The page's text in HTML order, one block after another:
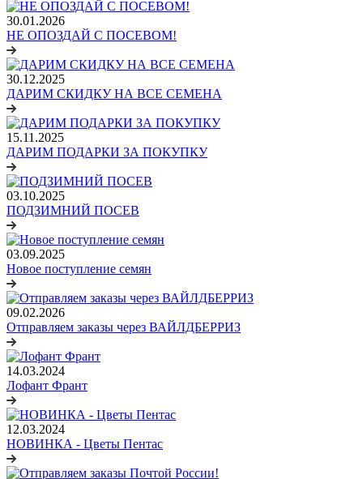
30.01.2026
НЕ ОПОЗДАЙ С ПОСЕВОМ!
30.12.2025
ДАРИМ СКИДКУ НА ВСЕ СЕМЕНА
15.11.2025
ДАРИМ ПОДАРКИ ЗА ПОКУПКУ
03.10.2025
ПОДЗИМНИЙ ПОСЕВ
03.09.2025
Новое поступление семян
09.02.2026
Отправляем заказы через ВАЙЛДБЕРРИЗ
14.03.2024
Лофант Франт
12.03.2024
НОВИНКА - Цветы Пентас